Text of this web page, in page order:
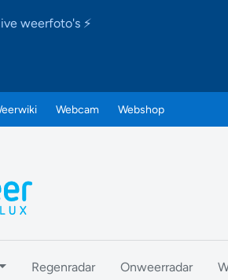
weerfoto's ⚡
Webcam Webshop
Regenradar Onweerradar